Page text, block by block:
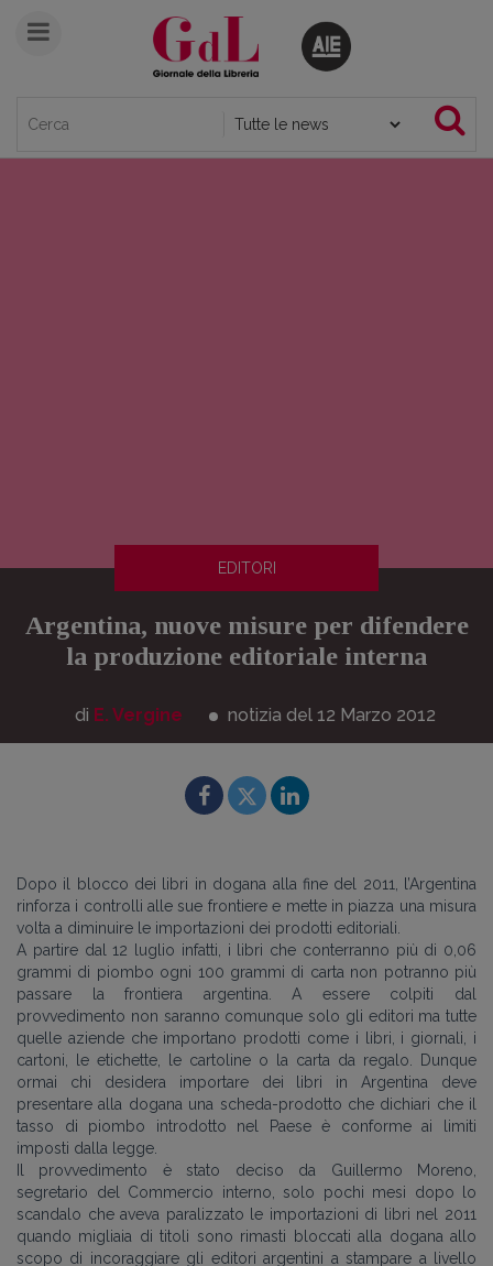
EDITORI
Argentina, nuove misure per difendere
la produzione editoriale interna
di E. Vergine notizia del 12 Marzo 2012
Dopo il blocco dei libri in dogana alla fine del 2011, l’Argentina
rinforza i controlli alle sue frontiere e mette in piazza una misura
volta a diminuire le importazioni dei prodotti editoriali.
A partire dal 12 luglio infatti, i libri che conterranno più di 0,06
grammi di piombo ogni 100 grammi di carta non potranno più
passare la frontiera argentina. A essere colpiti dal
provvedimento non saranno comunque solo gli editori ma tutte
quelle aziende che importano prodotti come i libri, i giornali, i
cartoni, le etichette, le cartoline o la carta da regalo. Dunque
ormai chi desidera importare dei libri in Argentina deve
presentare alla dogana una scheda-prodotto che dichiari che il
tasso di piombo introdotto nel Paese è conforme ai limiti
imposti dalla legge.
Il provvedimento è stato deciso da Guillermo Moreno,
segretario del Commercio interno, solo pochi mesi dopo lo
scandalo che aveva paralizzato le importazioni di libri nel 2011
quando migliaia di titoli sono rimasti bloccati alla dogana allo
scopo di incoraggiare gli editori argentini a stampare a livello